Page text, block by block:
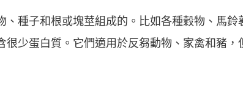
、種子和根或塊莖組成的。比如各種穀物、馬
很少蛋白質。它們適用於反芻動物、家禽和豬